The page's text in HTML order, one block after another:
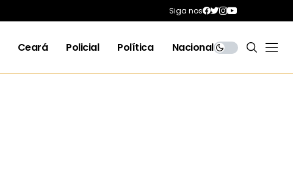
Siga nos
Ceará Policial Política Nacional